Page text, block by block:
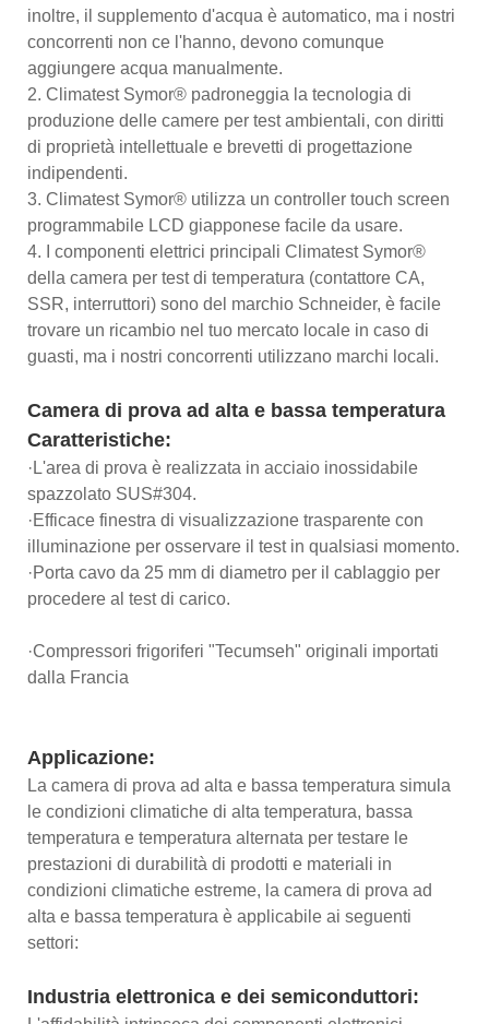
inoltre, il supplemento d'acqua è automatico, ma i nostri
concorrenti non ce l'hanno, devono comunque
aggiungere acqua manualmente.
2. Climatest Symor® padroneggia la tecnologia di
produzione delle camere per test ambientali, con diritti
di proprietà intellettuale e brevetti di progettazione
indipendenti.
3. Climatest Symor® utilizza un controller touch screen
programmabile LCD giapponese facile da usare.
4. I componenti elettrici principali Climatest Symor®
della camera per test di temperatura (contattore CA,
SSR, interruttori) sono del marchio Schneider, è facile
trovare un ricambio nel tuo mercato locale in caso di
guasti, ma i nostri concorrenti utilizzano marchi locali.
Camera di prova ad alta e bassa temperatura
Caratteristiche:
·L'area di prova è realizzata in acciaio inossidabile
spazzolato SUS#304.
·Efficace finestra di visualizzazione trasparente con
illuminazione per osservare il test in qualsiasi momento.
·Porta cavo da 25 mm di diametro per il cablaggio per
procedere al test di carico.
·Compressori frigoriferi "Tecumseh" originali importati
dalla Francia
Applicazione:
La camera di prova ad alta e bassa temperatura simula
le condizioni climatiche di alta temperatura, bassa
temperatura e temperatura alternata per testare le
prestazioni di durabilità di prodotti e materiali in
condizioni climatiche estreme, la camera di prova ad
alta e bassa temperatura è applicabile ai seguenti
settori:
Industria elettronica e dei semiconduttori: